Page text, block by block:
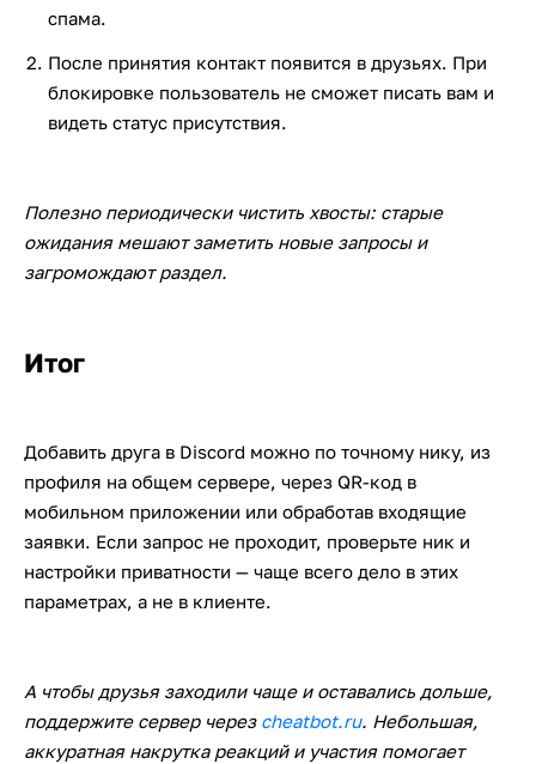
спама.
После принятия контакт появится в друзьях. При
блокировке пользователь не сможет писать вам и
видеть статус присутствия.
Полезно периодически чистить хвосты: старые
ожидания мешают заметить новые запросы и
загромождают раздел.
Итог
Добавить друга в Discord можно по точному нику, из
профиля на общем сервере, через QR-код в
мобильном приложении или обработав входящие
заявки. Если запрос не проходит, проверьте ник и
настройки приватности — чаще всего дело в этих
параметрах, а не в клиенте.
А чтобы друзья заходили чаще и оставались дольше,
поддержите сервер через cheatbot.ru. Небольшая,
аккуратная накрутка реакций и участия помогает